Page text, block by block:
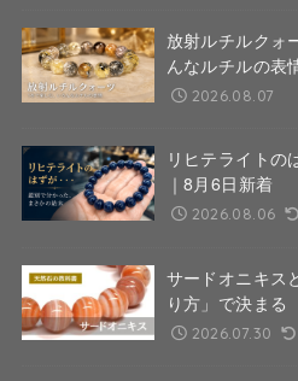
放射ルチルクォ
んなルチルの表
2026.08.07
リヒテライトの
｜8月6日新着
2026.08.06
サードオニキス
り方」で決まる
2026.07.30